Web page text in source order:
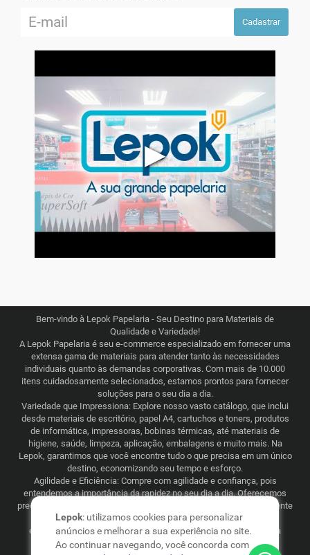
Cadastrar
▶
Bem-vindo à Lepok Papelaria - Seu Destino para Materiais de
Qualidade e Variedade!
A Lepok Papelaria é seu e-commerce especializado em fornecer uma
extensa gama de materiais para atender tanto às necessidades
individuais quanto às demandas corporativas. Com mais de 10.000
itens cuidadosamente selecionados, estamos prontos para fornecer
soluções para o seu dia a dia.
Variedade que Impressiona: Explore nosso vasto catálogo, que inclui
desde materiais de escritório, papel A4, cartuchos e toners, produtos
de informática, impressoras, bobinas térmicas, até materiais de
higiene, saúde, limpeza, aplicação, embalagens e muito mais. Na
Lepok, garantimos que você encontre tudo o que precisa em um único
destino, economizando seu tempo e esforço.
Agilidade e Eficiência: Compre com agilidade e confiança, pois
entendemos a importância da rapidez no seu dia a dia. Oferecemos
preços justos e competitivos, combinados com uma logística eficiente
que abrange todo o Brasil. Seja para consumo recorrente ou
esporádico, a Lepok Papelaria está comprometida em tornar sua
experiência de compra simples e garantida.
Lepok: utilizamos cookies para personalizar
anúncios e melhorar a sua experiência no site.
Ao continuar navegando, você concorda com